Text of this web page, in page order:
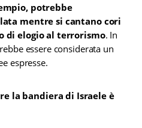
potrebbe
mentre si cantano cori
di elogio al terrorismo. In
essere considerata un
espresse.
la bandiera di Israele è